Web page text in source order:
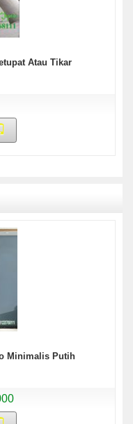
Atau Tikar
Minimalis Putih